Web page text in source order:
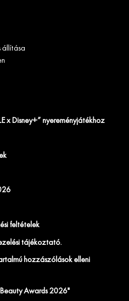
állítása
x Disney+” nyereményjátékhoz
feltételek
tájékoztató.
hozzászólások elleni
Awards 2026"